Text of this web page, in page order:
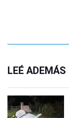
LEÉ ADEMÁS